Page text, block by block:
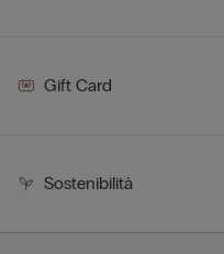
Gift Card
Sostenibilità